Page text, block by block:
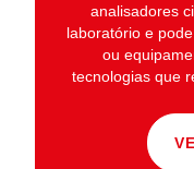
analisadores
laboratórioe pode
ou
tecnologias que